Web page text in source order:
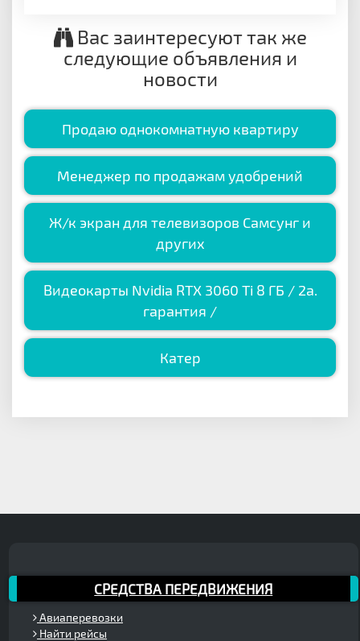
Вас заинтересуют так же
следующие объявления и
новости
Продаю однокомнатную квартиру
Менеджер по продажам удобрений
Ж/к экран для телевизоров Самсунг и
других
Видеокарты Nvidia RTX 3060 Ti 8 ГБ / 2a.
гарантия /
Катер
СРЕДСТВА ПЕРЕДВИЖЕНИЯ
Авиаперевозки
Найти рейсы